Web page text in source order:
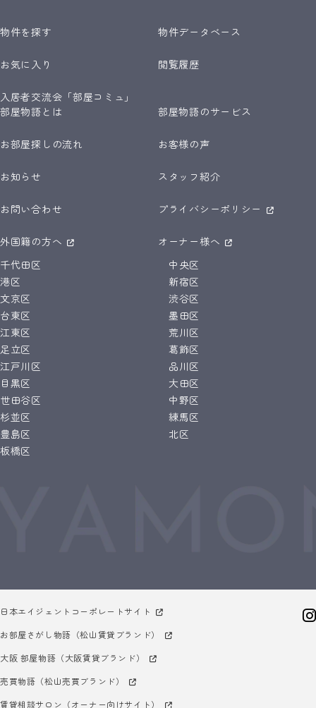
物件を探す 物件データベース
お気に入り 閲覧履歴
入居者交流会「部屋コミュ」
部屋物語とは
部屋物語のサービス
お部屋探しの流れ お客様の声
お知らせ スタッフ紹介
お問い合わせ プライバシーポリシー
外国籍の方へ
オーナー様へ
千代田区
中央区
港区
新宿区
文京区
渋谷区
台東区
墨田区
江東区
荒川区
足立区
葛飾区
江戸川区
品川区
目黒区
大田区
世田谷区
中野区
杉並区
練馬区
豊島区
北区
板橋区
日本エイジェントコーポレートサイト
お部屋さがし物語（松山賃貸ブランド）
大阪 部屋物語（大阪賃貸ブランド）
売買物語（松山売買ブランド）
賃貸相談サロン（オーナー向けサイト）